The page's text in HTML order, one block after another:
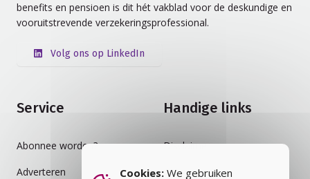
benefits en pensioen is dit hét vakblad voor de deskundige en
vooruitstrevende verzekeringsprofessional.
Volg ons op LinkedIn
Service
Abonnee worden?
Adverteren
Handige links
Disclaimer
Auteursrecht
Cookies: We gebruiken